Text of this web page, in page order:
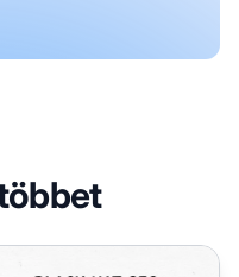
2025-ben